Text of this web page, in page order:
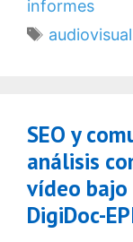
informes
Etiquetas
audiovisual
SEO y
análisis
vídeo
DigiDoc-